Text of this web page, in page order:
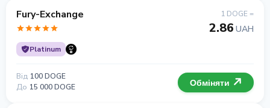
Fury-Exchange
Platinum
1 DOGE =
2.86 UAH
Від 100 DOGE
До 15 000 DOGE Обміняти